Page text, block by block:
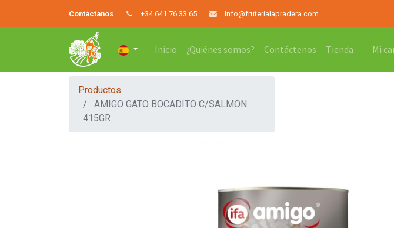
Contáctanos +34 641 76 33 65 info@fruterialapradera.com
Inicio ¿Quiénes somos? Contáctenos Tienda Mi
Productos
AMIGO GATO BOCADITO C/SALMON
415GR